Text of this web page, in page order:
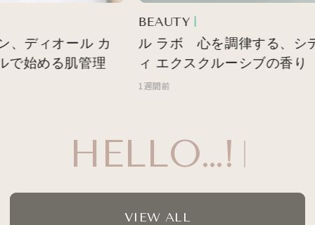
HELLO…!
ディオール カ
始める肌管理
BEAUTY
ル ラボ 心を調律する、シテ
ィ エクスクルーシブの香り
1週間前
VIEW ALL